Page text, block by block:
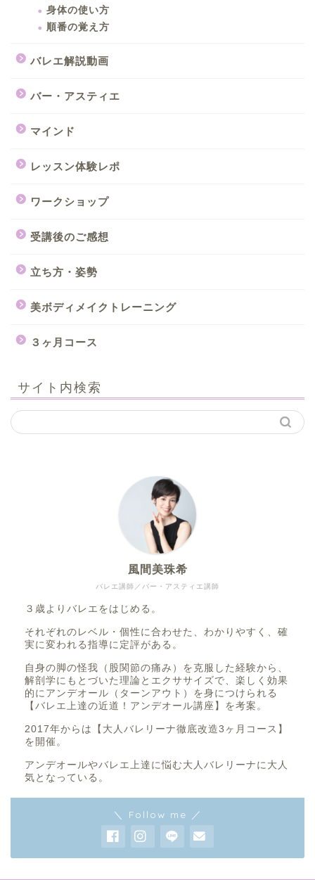
身体の使い方
順番の覚え方
バレエ解説動画
バー・アスティエ
マインド
レッスン体験レポ
ワークショップ
受講後のご感想
立ち方・姿勢
美ボディメイクトレーニング
３ヶ月コース
サイト内検索
バレエ講師／バー・アスティエ講師
風間美珠希
３歳よりバレエをはじめる。
それぞれのレベル・個性に合わせた、わかりやすく、確
実に変われる指導に定評がある。
自身の脚の怪我（股関節の痛み）を克服した経験から、
解剖学にもとづいた理論とエクササイズで、楽しく効果
的にアンデオール（ターンアウト）を身につけられる
【バレエ上達の近道！アンデオール講座】を考案。
2017年からは【大人バレリーナ徹底改造3ヶ月コース】
を開催。
アンデオールやバレエ上達に悩む大人バレリーナに大人
気となっている。
＼ Follow me ／